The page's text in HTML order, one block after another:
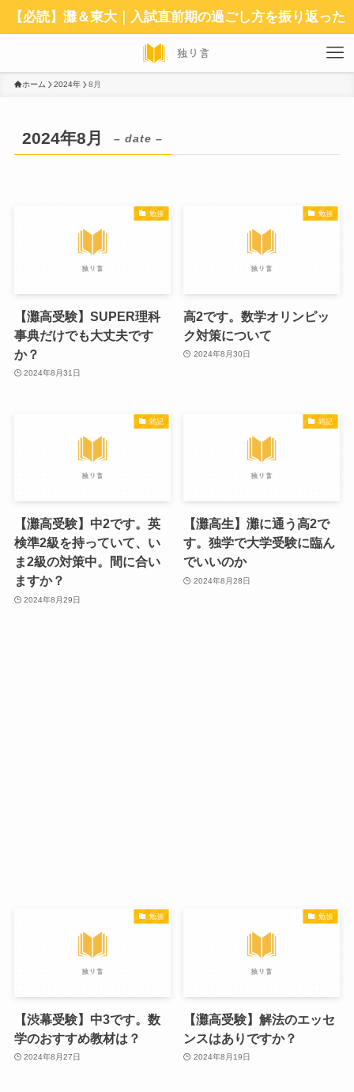
【必読】灘＆東大｜入試直前期の過ごし方を振り返った
ホーム 2024年 8月
2024年8月 – date –
勉強
【灘高受験】SUPER理科
事典だけでも大丈夫です
か？
2024年8月31日
勉強
高2です。数学オリンピッ
ク対策について
2024年8月30日
雑記
【灘高受験】中2です。英
検準2級を持っていて、い
ま2級の対策中。間に合い
ますか？
2024年8月29日
雑記
【灘高生】灘に通う高2で
す。独学で大学受験に臨ん
でいいのか
2024年8月28日
勉強
【渋幕受験】中3です。数
学のおすすめ教材は？
2024年8月27日
勉強
【灘高受験】解法のエッセ
ンスはありですか？
2024年8月19日